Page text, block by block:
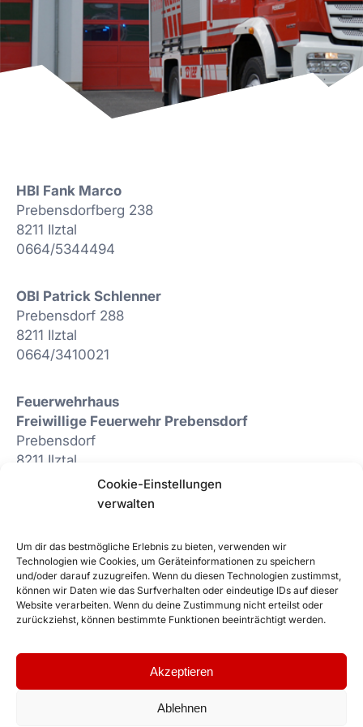
Cookie-Einstellungen
verwalten
Um dir das bestmögliche Erlebnis zu bieten, verwenden wir
Technologien wie Cookies, um Geräteinformationen zu speichern
und/oder darauf zuzugreifen. Wenn du diesen Technologien zustimmst,
können wir Daten wie das Surfverhalten oder eindeutige IDs auf dieser
Website verarbeiten. Wenn du deine Zustimmung nicht erteilst oder
zurückziehst, können bestimmte Funktionen beeinträchtigt werden.
Akzeptieren
Ablehnen
HBI Fank Marco
Prebensdorfberg 238
8211 Ilztal
0664/5344494
OBI Patrick Schlenner
Prebensdorf 288
8211 Ilztal
0664/3410021
Feuerwehrhaus
Freiwillige Feuerwehr Prebensdorf
Prebensdorf
8211 Ilztal
kdo.038@bfvwz.at
https://www.facebook.com/FF.Prebensdorf
Fire Fighter WordPress Theme. Proudly powered byOvation Themesand
WordPress.